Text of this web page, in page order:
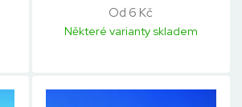
Od 6 Kč
Některé varianty skladem